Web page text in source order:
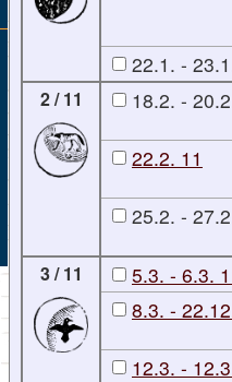
22.1. -
2 / 11
18.2. -
22.2. 11
25.2. -
3 / 11
5.3. - 6.3.
8.3. -
12.3. -